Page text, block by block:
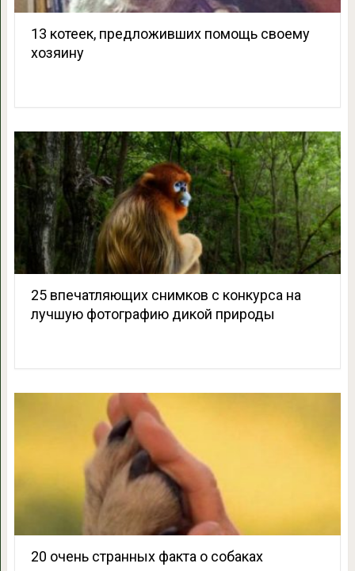
13 котеек, предложивших помощь своему
хозяину
25 впечатляющих снимков с конкурса на
лучшую фотографию дикой природы
20 очень странных факта о собаках